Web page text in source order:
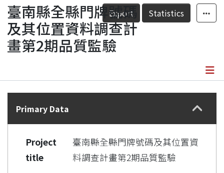
Fundings & Projects
Researchers
Statistics
Export Statistics
臺南縣全縣門牌號碼
及其位置資料調查計
畫第2期品質監驗
Details
Primary Data
Project
title
臺南縣全縣門牌號碼及其位置資
料調查計畫第2期品質監驗